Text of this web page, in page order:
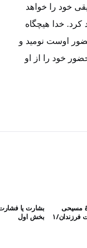
خود را خواهد
کرد. خدا هیچگاه
اوست نومید و
خود را از او
مسیحی
فرزندان/۱
بشارت یا
بخش اول